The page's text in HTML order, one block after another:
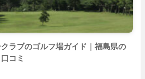
ラブのゴルフ場ガイド｜福島県の
コミ